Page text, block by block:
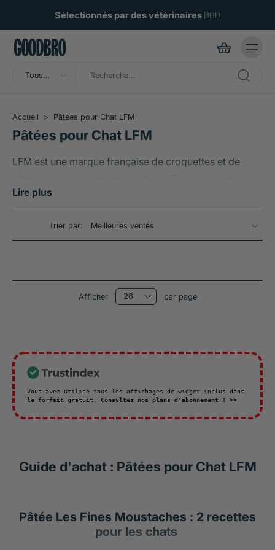
Sélectionnés par des vétérinaires 🧑🏼‍⚕️
Tous
Accueil > Pâtées pour Chat LFM
Pâtées pour Chat LFM
LFM est une marque française de croquettes et de
recettes fabriquées en France avec des aliments
naturellement savoureux et préparés avec beaucoup
de viande, de poisson frais et de légumes :
Lire plus
Trier par:
Afficher par page
Vous avez utilisé tous les affichages de widget inclus dans
le forfait gratuit. Consultez nos plans d'abonnement ! >>
Guide d'achat : Pâtées pour Chat LFM
Pâtée Les Fines Moustaches : 2 recettes
pour les chats